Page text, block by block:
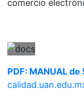
comercio
PDF: MANUAL de